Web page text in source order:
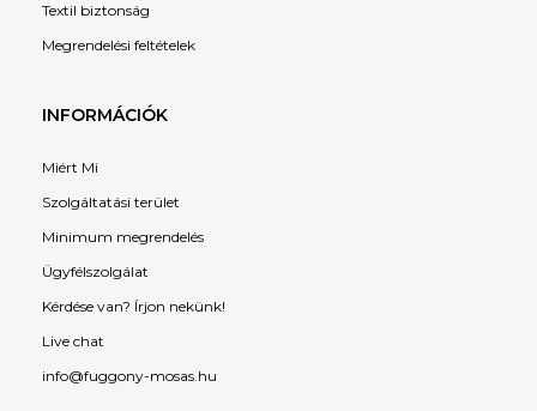
Textil biztonság
Megrendelési feltételek
INFORMÁCIÓK
Miért Mi
Szolgáltatási terület
Minimum megrendelés
Ügyfélszolgálat
Kérdése van? Írjon nekünk!
Live chat
info@fuggony-mosas.hu